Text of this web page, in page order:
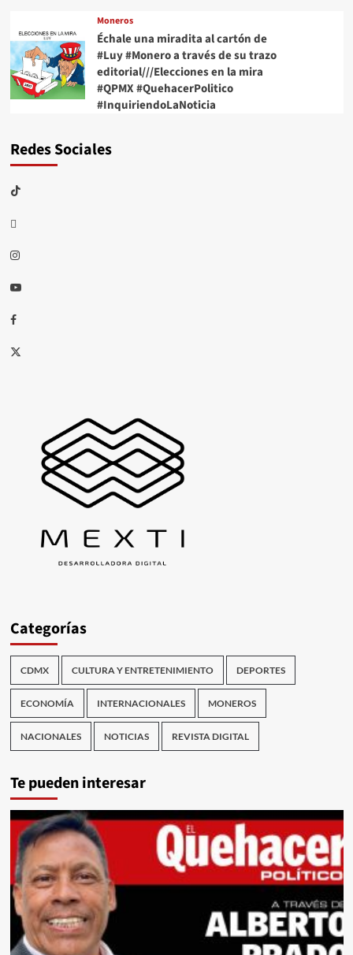
Moneros
Échale una miradita al cartón de
#Luy #Monero a través de su trazo
editorial///Elecciones en la mira
#QPMX #QuehacerPolitico
#InquiriendoLaNoticia
Redes Sociales
TikTok
threads
Instagram
Youtube
Facebook
X
Categorías
CDMX CULTURA Y ENTRETENIMIENTO DEPORTES
ECONOMÍA INTERNACIONALES MONEROS
NACIONALES NOTICIAS REVISTA DIGITAL
Te pueden interesar